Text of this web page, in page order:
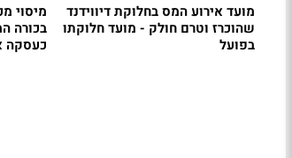
מועד אירוע המס בחלוקת דיווידנד
שהוכרז וטרם חולק - מועד חלוקתו
בפועל
מיסוי
בכורה
כעסקה